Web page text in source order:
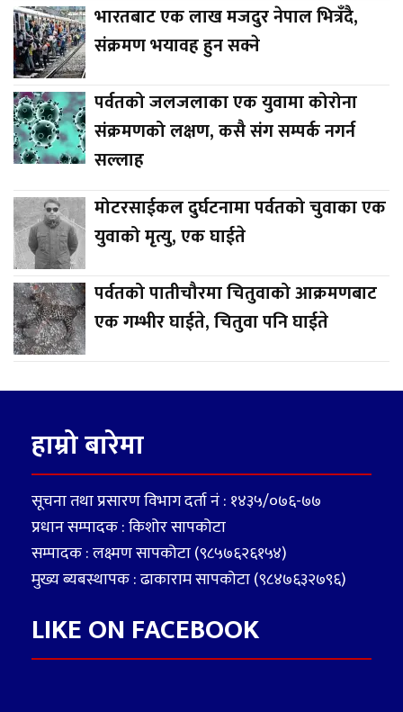
भारतबाट एक लाख मजदुर नेपाल भित्रँदै,
संक्रमण भयावह हुन सक्ने
पर्वतको जलजलाका एक युवामा कोरोना
संक्रमणको लक्षण, कसै संग सम्पर्क नगर्न
सल्लाह
मोटरसाईकल दुर्घटनामा पर्वतको चुवाका एक
युवाको मृत्यु, एक घाईते
पर्वतको पातीचौरमा चितुवाको आक्रमणबाट
एक गम्भीर घाईते, चितुवा पनि घाईते
हाम्रो बारेमा
सूचना तथा प्रसारण विभाग दर्ता नं : १४३५/०७६-७७
प्रधान सम्पादक : किशोर सापकोटा
सम्पादक : लक्ष्मण सापकोटा (९८५७६२६१५४)
मुख्य ब्यबस्थापक : ढाकाराम सापकोटा (९८४७६३२७९६)
LIKE ON FACEBOOK